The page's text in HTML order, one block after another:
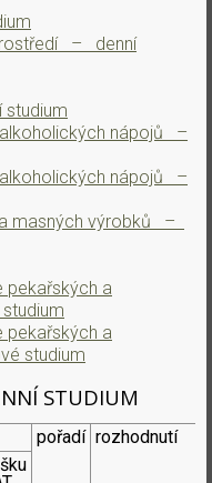
– denní
nápojů –
nápojů –
masných výrobků –
pekařských a
pekařských a
studium
STUDIUM
pořadí rozhodnutí